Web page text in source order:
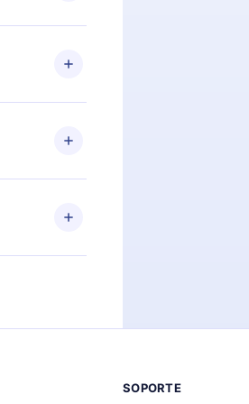
Por
el
de
más de
leer o
iOS,
momento
SOPORTE